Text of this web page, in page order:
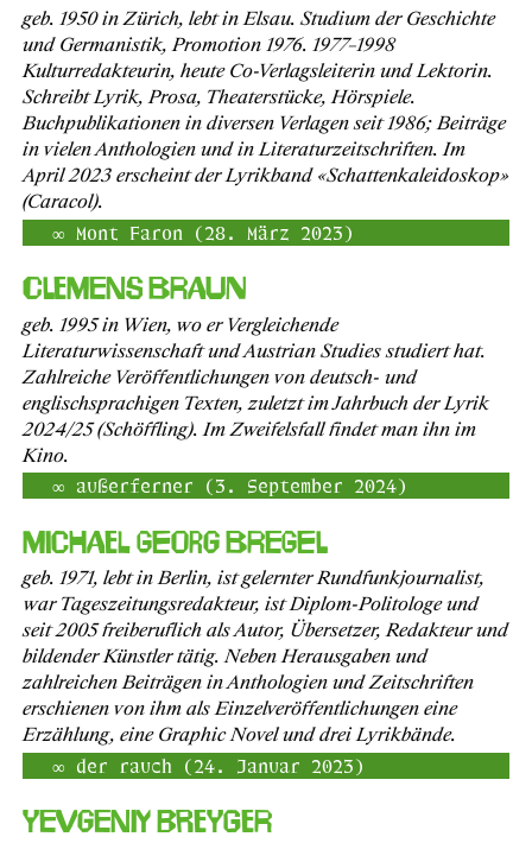
geb. 1950 in Zürich, lebt in Elsau. Studium der Geschichte
und Germanistik, Promotion 1976. 1977–1998
Kulturredakteurin, heute Co-Verlagsleiterin und Lektorin.
Schreibt Lyrik, Prosa, Theaterstücke, Hörspiele.
Buchpublikationen in diversen Verlagen seit 1986; Beiträge
in vielen Anthologien und in Literaturzeitschriften. Im
April 2023 erscheint der Lyrikband «Schattenkaleidoskop»
(Caracol).
Mont Faron (28. März 2023)
Clemens Braun
geb. 1995 in Wien, wo er Vergleichende
Literaturwissenschaft und Austrian Studies studiert hat.
Zahlreiche Veröffentlichungen von deutsch- und
englischsprachigen Texten, zuletzt im Jahrbuch der Lyrik
2024/25 (Schöffling). Im Zweifelsfall findet man ihn im
Kino.
außerferner (3. September 2024)
Michael Georg Bregel
geb. 1971, lebt in Berlin, ist gelernter Rundfunkjournalist,
war Tageszeitungsredakteur, ist Diplom-Politologe und
seit 2005 freiberuflich als Autor, Übersetzer, Redakteur und
bildender Künstler tätig. Neben Herausgaben und
zahlreichen Beiträgen in Anthologien und Zeitschriften
erschienen von ihm als Einzelveröffentlichungen eine
Erzählung, eine Graphic Novel und drei Lyrikbände.
der rauch (24. Januar 2023)
Yevgeniy Breyger